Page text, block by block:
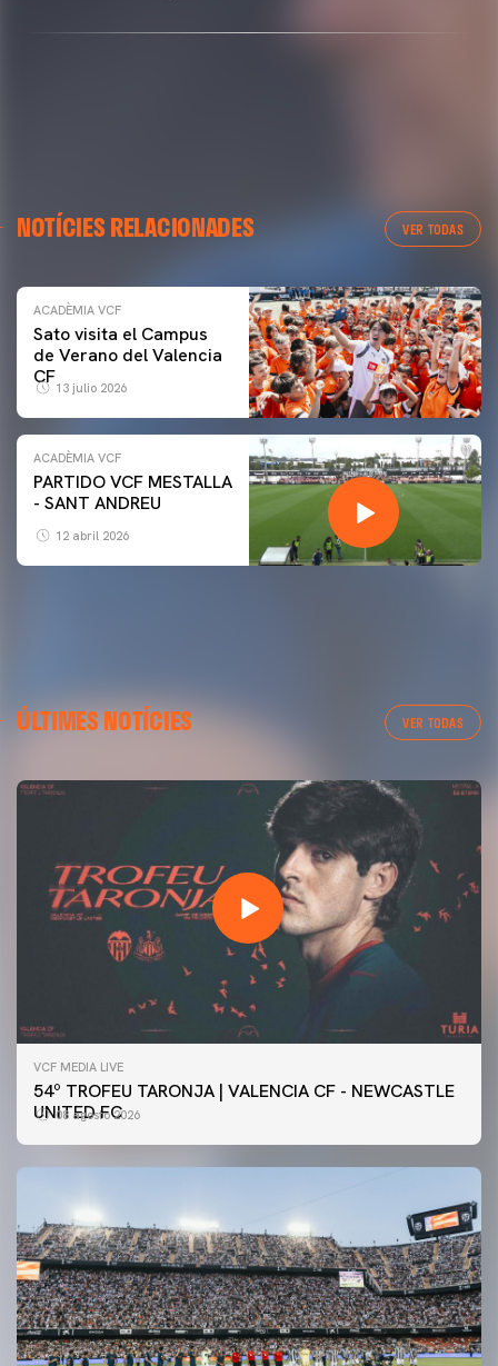
NOTÍCIES RELACIONADES VER TODAS
ACADÈMIA VCF
Sato visita el Campus
de Verano del Valencia
CF
13 julio 2026
ACADÈMIA VCF
PARTIDO VCF MESTALLA
- SANT ANDREU
12 abril 2026
ÚLTIMES NOTÍCIES VER TODAS
VCF MEDIA LIVE
54º TROFEU TARONJA | VALENCIA CF - NEWCASTLE
UNITED FC
08 agosto 2026